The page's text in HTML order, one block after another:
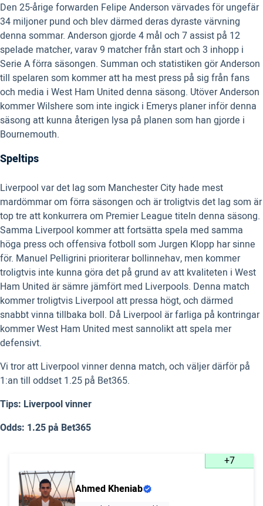
Den 25-årige forwarden Felipe Anderson värvades för ungefär
34 miljoner pund och blev därmed deras dyraste värvning
denna sommar. Anderson gjorde 4 mål och 7 assist på 12
spelade matcher, varav 9 matcher från start och 3 inhopp i
Serie A förra säsongen. Summan och statistiken gör Anderson
till spelaren som kommer att ha mest press på sig från fans
och media i West Ham United denna säsong. Utöver Anderson
kommer Wilshere som inte ingick i Emerys planer inför denna
säsong att kunna återigen lysa på planen som han gjorde i
Bournemouth.
Speltips
Liverpool var det lag som Manchester City hade mest
mardömmar om förra säsongen och är troligtvis det lag som är
top tre att konkurrera om Premier League titeln denna säsong.
Samma Liverpool kommer att fortsätta spela med samma
höga press och offensiva fotboll som Jurgen Klopp har sinne
för. Manuel Pelligrini prioriterar bollinnehav, men kommer
troligtvis inte kunna göra det på grund av att kvaliteten i West
Ham United är sämre jämfört med Liverpools. Denna match
kommer troligtvis Liverpool att pressa högt, och därmed
snabbt vinna tillbaka boll. Då Liverpool är farliga på kontringar
kommer West Ham United mest sannolikt att spela mer
defensivt.
Vi tror att Liverpool vinner denna match, och väljer därför på
1:an till oddset 1.25 på Bet365.
Tips: Liverpool vinner
Odds: 1.25 på Bet365
+7
Ahmed Kheniab